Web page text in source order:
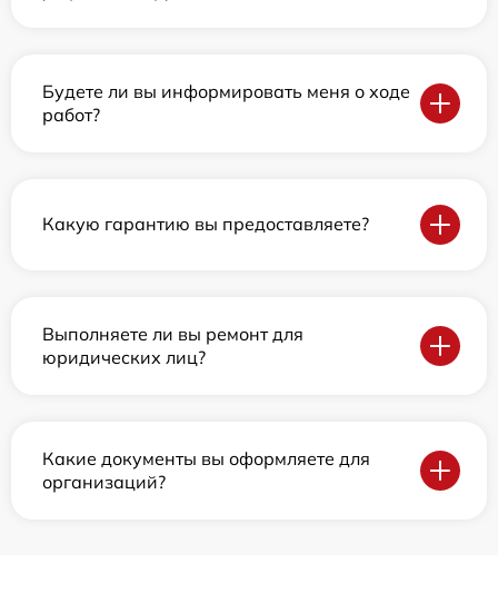
Будете ли вы информировать меня о ходе
работ?
Какую гарантию вы предоставляете?
Выполняете ли вы ремонт для
юридических лиц?
Какие документы вы оформляете для
организаций?